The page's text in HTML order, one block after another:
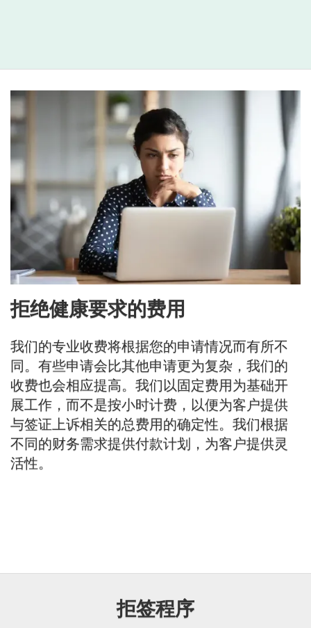
拒绝健康要求的费用
我们的专业收费将根据您的申请情况而有所不
同。有些申请会比其他申请更为复杂，我们的
收费也会相应提高。我们以固定费用为基础开
展工作，而不是按小时计费，以便为客户提供
与签证上诉相关的总费用的确定性。我们根据
不同的财务需求提供付款计划，为客户提供灵
活性。
拒签程序